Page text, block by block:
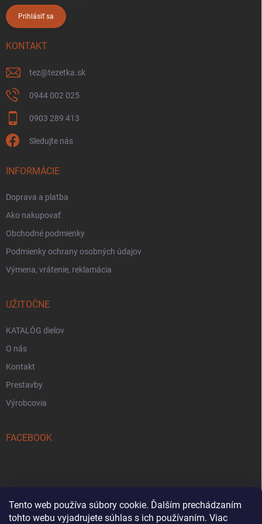
Tento web používa súbory cookie. Ďalším prechádzaním
tohto webu vyjadrujete súhlas s ich používaním. Viac
Prihlásiť sa
KONTAKT
tez@tezetka.sk
0944 002 025
0903 289 413
Sledujte nás
INFORMÁCIE
Doprava a platba
Ako nakupovať
Obchodné podmienky
Podmienky ochrany osobných údajov
Výmena, vrátenie, reklamácia
UŽITOČNE
KATALÓG dielov
O nás
Kontakt
Prestavby
Výrobcovia
FACEBOOK
Reklamačný formulár